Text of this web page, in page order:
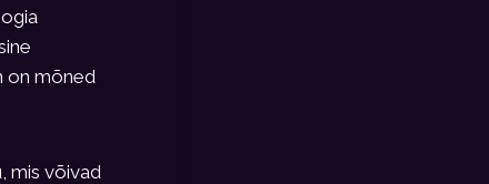
on mõned
mis võivad